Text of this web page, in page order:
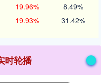
19.96% 8.49%
19.93% 31.42%
时轮播